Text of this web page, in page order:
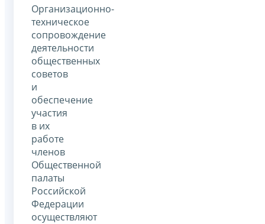
Организационно-
техническое
сопровождение
деятельности
общественных
советов
и
обеспечение
участия
в их
работе
членов
Общественной
палаты
Российской
Федерации
осуществляют